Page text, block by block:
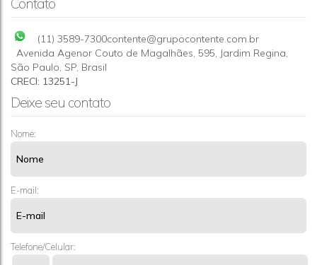
Paulo ,São Paulo
3
(11) 3589-7300contente@grupocontente.com.br
Avenida Agenor Couto de Magalhães 595 Jardim Regina
São Paulo SP Brasil
CRECI: 13251-J
Deixe seu contato
Nome:
E-mail:
Telefone/Celular: